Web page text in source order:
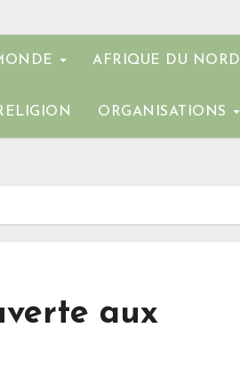
AFRIQUE DU NORD
ORGANISATIONS
aux